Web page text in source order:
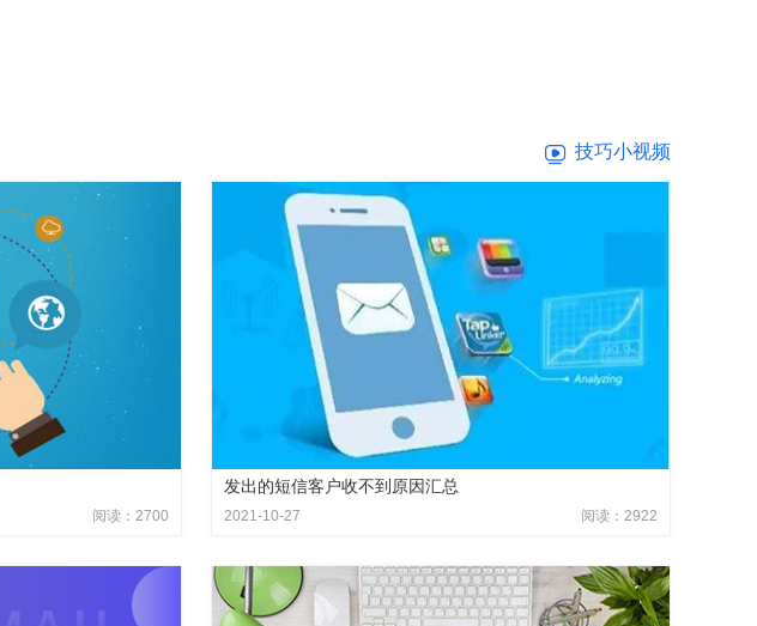
技巧小视频
阅读：2700
发出的短信客户收不到原因汇总
2021-10-27 阅读：2922